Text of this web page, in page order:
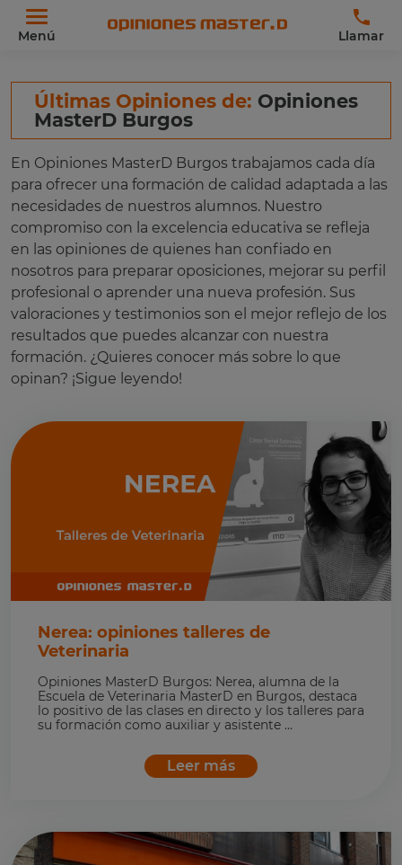
Menú Llamar
Últimas Opiniones de: Opiniones
MasterD Burgos
En Opiniones MasterD Burgos trabajamos cada día
para ofrecer una formación de calidad adaptada a las
necesidades de nuestros alumnos. Nuestro
compromiso con la excelencia educativa se refleja
en las opiniones de quienes han confiado en
nosotros para preparar oposiciones, mejorar su perfil
profesional o aprender una nueva profesión. Sus
valoraciones y testimonios son el mejor reflejo de los
resultados que puedes alcanzar con nuestra
formación. ¿Quieres conocer más sobre lo que
opinan? ¡Sigue leyendo!
Nerea: opiniones talleres de
Veterinaria
Opiniones MasterD Burgos: Nerea, alumna de la
Escuela de Veterinaria MasterD en Burgos, destaca
lo positivo de las clases en directo y los talleres para
su formación como auxiliar y asistente ...
Leer más